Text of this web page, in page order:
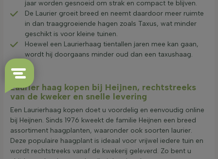
jaar worden gesnoeid om strak en compact te blijven.
De Laurier groeit breed en neemt daardoor meer ruimte
in dan traaggroeiende hagen zoals Taxus, wat minder
geschikt is voor kleine tuinen.
Hoewel een Laurierhaag tientallen jaren mee kan gaan,
wordt hij doorgaans minder oud dan een taxushaag.
Laurier haag kopen bij Heijnen, rechtstreeks
van de kweker en snelle levering
Een Laurierhaag kopen doet u voordelig en eenvoudig online
bij Heijnen. Sinds 1976 kweekt de familie Heijnen een breed
assortiment haagplanten, waaronder ook soorten laurier.
Deze populaire haagplant is ideaal voor vrijwel iedere tuin en
wordt rechtstreeks vanaf de kwekerij geleverd. Zo bent u